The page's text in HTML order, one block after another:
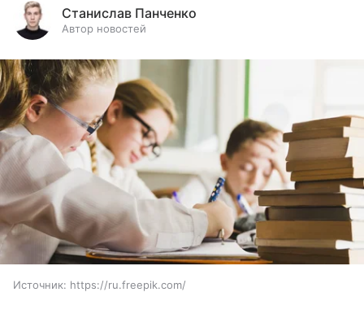
Станислав Панченко
Автор новостей
Источник: https://ru.freepik.com/